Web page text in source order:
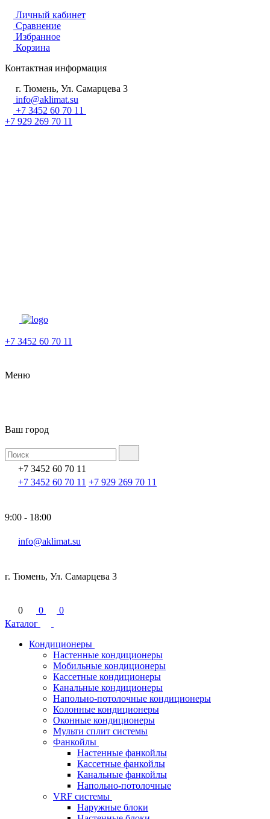
Личный кабинет
Сравнение
Избранное
Корзина
Контактная информация
г. Тюмень, Ул. Самарцева 3
info@aklimat.su
+7 3452 60 70 11
+7 929 269 70 11
+7 3452 60 70 11
Меню
Ваш город
+7 3452 60 70 11
+7 3452 60 70 11 +7 929 269 70 11
9:00 - 18:00
info@aklimat.su
г. Тюмень, Ул. Самарцева 3
0 0
0
Каталог
Кондиционеры
Настенные кондиционеры
Мобильные кондиционеры
Кассетные кондиционеры
Канальные кондиционеры
Напольно-потолочные кондиционеры
Колонные кондиционеры
Оконные кондиционеры
Мульти сплит системы
Фанкойлы
Настенные фанкойлы
Кассетные фанкойлы
Канальные фанкойлы
Напольно-потолочные
VRF системы
Наружные блоки